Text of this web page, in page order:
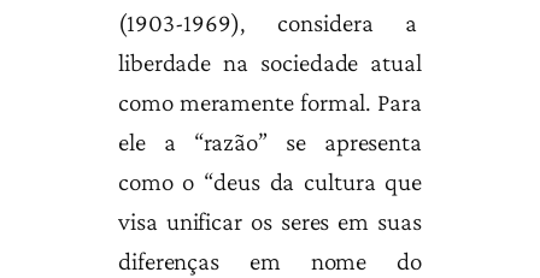
(1903-1969), considera a
liberdade na sociedade atual
como meramente formal. Para
ele a “razão” se apresenta
como o “deus da cultura que
visa unificar os seres em suas
diferenças em nome do